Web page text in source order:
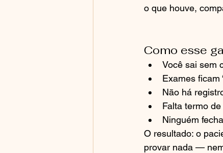
o que houve,
Como esse
Você sai sem
Exames ficam
Não há
Falta termo
Ninguém
O resultado: o
provar nada —